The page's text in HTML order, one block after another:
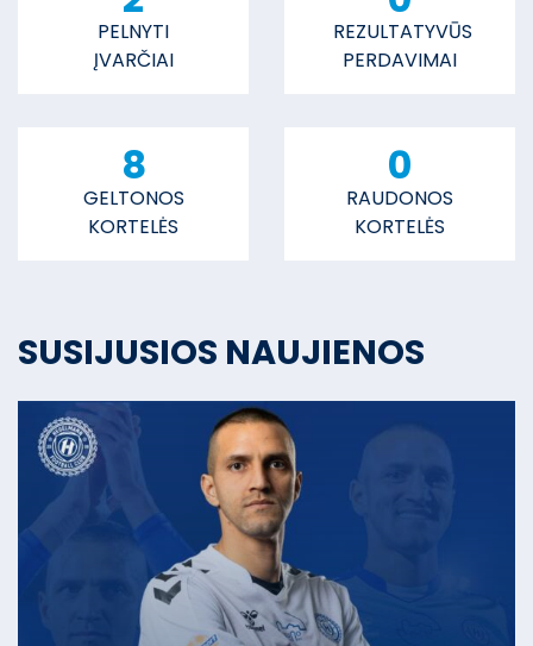
PELNYTI
ĮVARČIAI
REZULTATYVŪS
PERDAVIMAI
8
GELTONOS
KORTELĖS
0
RAUDONOS
KORTELĖS
SUSIJUSIOS NAUJIENOS